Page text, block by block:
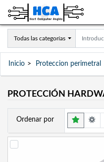
Todas las categorías
Inicio Proteccion perimetral
PROTECCIÓN
Ordenar por